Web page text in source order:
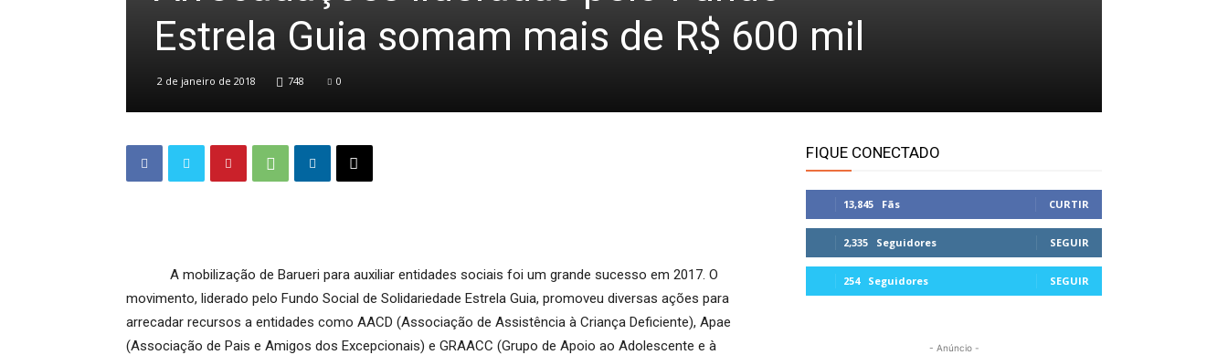
Estrela Guia somam mais de R$ 600 mil
2 de janeiro de 2018 748 0
A mobilização de Barueri para auxiliar entidades sociais foi um grande sucesso em 2017. O
movimento, liderado pelo Fundo Social de Solidariedade Estrela Guia, promoveu diversas ações para
arrecadar recursos a entidades como AACD (Associação de Assistência à Criança Deficiente), Apae
(Associação de Pais e Amigos dos Excepcionais) e GRAACC (Grupo de Apoio ao Adolescente e à
FIQUE CONECTADO
13,845 Fãs CURTIR
2,335 Seguidores SEGUIR
254 Seguidores SEGUIR
- Anúncio -